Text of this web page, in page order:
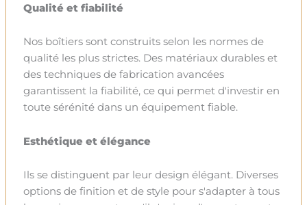
Qualité et fiabilité
Nos boîtiers sont construits selon les normes de
qualité les plus strictes. Des matériaux durables et
des techniques de fabrication avancées
garantissent la fiabilité, ce qui permet d'investir en
toute sérénité dans un équipement fiable.
Esthétique et élégance
Ils se distinguent par leur design élégant. Diverses
options de finition et de style pour s'adapter à tous